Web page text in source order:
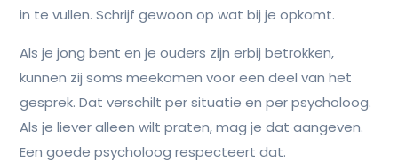
in te vullen. Schrijf gewoon op wat bij je opkomt.
Als je jong bent en je ouders zijn erbij betrokken,
kunnen zij soms meekomen voor een deel van het
gesprek. Dat verschilt per situatie en per psycholoog.
Als je liever alleen wilt praten, mag je dat aangeven.
Een goede psycholoog respecteert dat.